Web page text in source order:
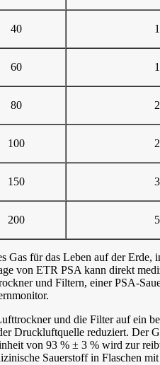
40
60
80
100
150
200
Gas für das Leben auf der
von ETR PSA kann direkt
und Filtern, einer PSA-
und die Filter auf ein
Druckluftquelle reduziert. Der
von 93 % ± 3 % wird zur
Sauerstoff in Flaschen